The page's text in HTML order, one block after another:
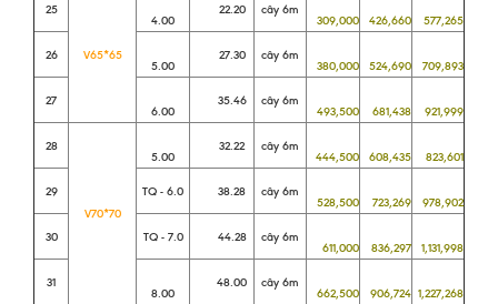
25
V65*65
4.00
22.20 cây 6m
309,000 426,660 577,265
26
5.00
27.30 cây 6m
380,000 524,690 709,893
27
6.00
35.46 cây 6m
493,500 681,438 921,999
28
V70*70
5.00
32.22 cây 6m
444,500 608,435 823,601
29 TQ - 6.0 38.28 cây 6m
528,500 723,269 978,902
30 TQ - 7.0 44.28 cây 6m
611,000 836,297 1,131,998
31
8.00
48.00 cây 6m
662,500 906,724 1,227,268